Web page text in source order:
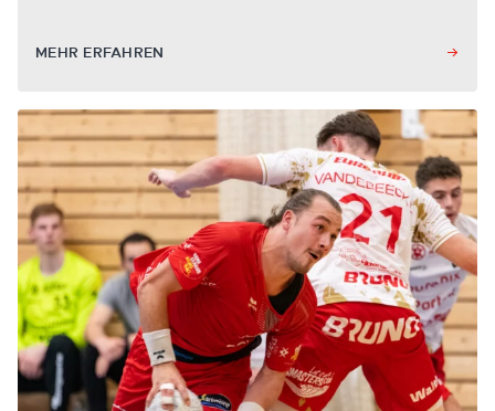
MEHR ERFAHREN